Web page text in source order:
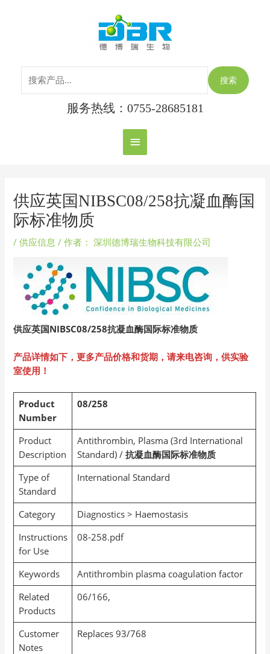
主
菜
单
搜索
服务热线：0755-28685181
供应英国NIBSC08/258抗凝血酶国
际标准物质
/供应信息 / 作者： 深圳德博瑞生物科技有限公司
供应英国NIBSC08/258抗凝血酶国际标准物质
产品详情如下，更多产品价格和货期，请来电咨询，供实验
室使用！
Product
Number
08/258
Product
Description
Antithrombin, Plasma (3rd International
Standard) / 抗凝血酶国际标准物质
Type of
Standard
International Standard
Category
Diagnostics > Haemostasis
Instructions
for Use
08-258.pdf
Keywords
Antithrombin plasma coagulation factor
Related
Products
06/166,
Customer
Notes
Replaces 93/768